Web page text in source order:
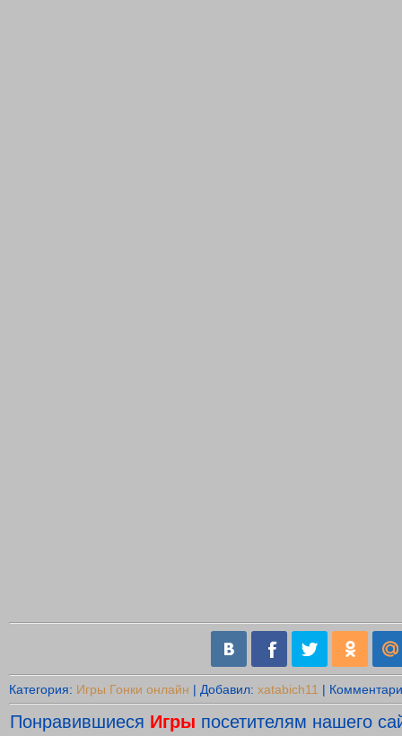
Категория: Игры Гонки онлайн | Добавил: xatabich11 |
Понравившиеся Игры посетителям нашего